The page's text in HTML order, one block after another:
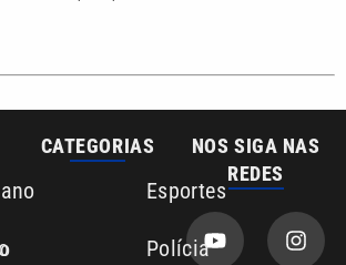
Anuncie agora com a emissora VTV SBT
que a VTV SBT acompanha:
em contato com a VTV News